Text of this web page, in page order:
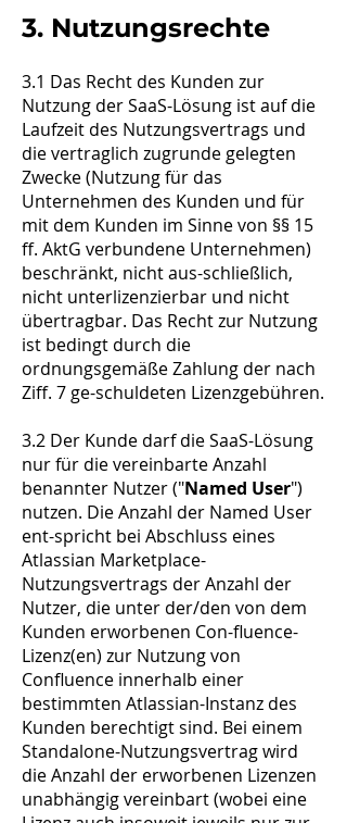
3. Nutzungsrechte
3.1 Das Recht des Kunden zur
Nutzung der SaaS-Lösung ist auf die
Laufzeit des Nutzungsvertrags und
die vertraglich zugrunde gelegten
Zwecke (Nutzung für das
Unternehmen des Kunden und für
mit dem Kunden im Sinne von §§ 15
ff. AktG verbundene Unternehmen)
beschränkt, nicht aus-schließlich,
nicht unterlizenzierbar und nicht
übertragbar. Das Recht zur Nutzung
ist bedingt durch die
ordnungsgemäße Zahlung der nach
Ziff. 7 ge-schuldeten Lizenzgebühren.
3.2 Der Kunde darf die SaaS-Lösung
nur für die vereinbarte Anzahl
benannter Nutzer ("Named User")
nutzen. Die Anzahl der Named User
ent-spricht bei Abschluss eines
Atlassian Marketplace-
Nutzungsvertrags der Anzahl der
Nutzer, die unter der/den von dem
Kunden erworbenen Con-fluence-
Lizenz(en) zur Nutzung von
Confluence innerhalb einer
bestimmten Atlassian-Instanz des
Kunden berechtigt sind. Bei einem
Standalone-Nutzungsvertrag wird
die Anzahl der erworbenen Lizenzen
unabhängig vereinbart (wobei eine